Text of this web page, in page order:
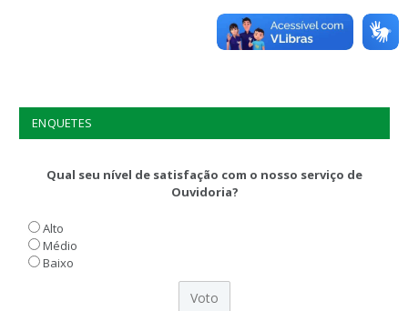
ENQUETES
Qual seu nível de satisfação com o nosso serviço de
Ouvidoria?
Alto
Médio
Baixo